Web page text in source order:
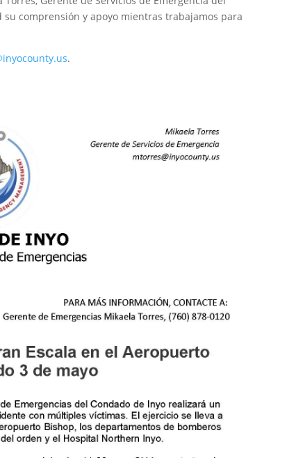
comprensión y apoyo mientras trabajamos para
.